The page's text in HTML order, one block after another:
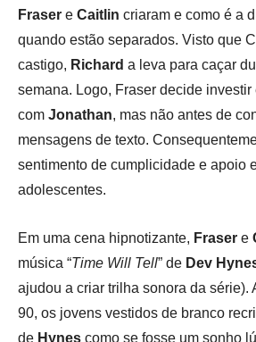
Fraser e Caitlin criaram e como é a
quando estão separados. Visto que
castigo, Richard a leva para caçar
semana. Logo, Fraser decide
com Jonathan, mas não antes de
mensagens de texto.
sentimento de cumplicidade e apoio
adolescentes.
Em uma cena hipnotizante, Fraser e
música “Time Will Tell” de Dev
ajudou a criar trilha sonora da série).
90, os jovens vestidos de branco
de Hynes como se fosse um sonho